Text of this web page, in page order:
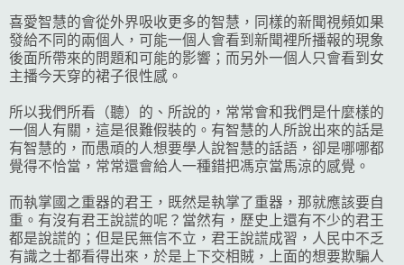
喜愛智慧的會從外界吸收更多的智慧，同樣的新聞視頻如果
發給不同的兩個人，可能一個人會看到新聞裡所播報的現象
後面所帶來的問題和可能的影響；而另外一個人只會看到女
主播今天穿的裙子很性感。
所以我們所看（聽）的、所說的，常常會和我們是什麼樣的
一個人有關，這是很難假裝的。有智慧的人所說出來的話是
有智慧的，而愚頑的人想要學人說智慧的話語，卻是哪哪都
覺得不恰當，常常還會給人一種錯把馮京當馬涼的感覺。
而執掌國之重器的君王，既然是執掌了重器，那就應該要自
重。有沒有君王說謊的呢？當然有，歷史上還有不少的君王
都是說謊的；但是民無信不立，君王說謊成習，人民中不乏
有識之士都看得出來，於是上下交相賊，上面的想要欺騙人